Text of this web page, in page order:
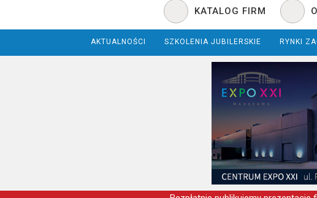
KATALOG FIRM
AKTUALNOŚCI SZKOLENIA JUBILERSKIE RYNKI